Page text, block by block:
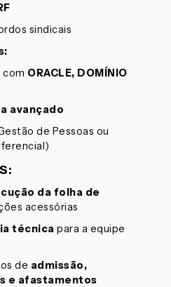
sindicais
com ORACLE, DOMÍNIO
avançado
de Pessoas ou
da folha de
acessórias
técnica para a equipe
de admissão,
e afastamentos